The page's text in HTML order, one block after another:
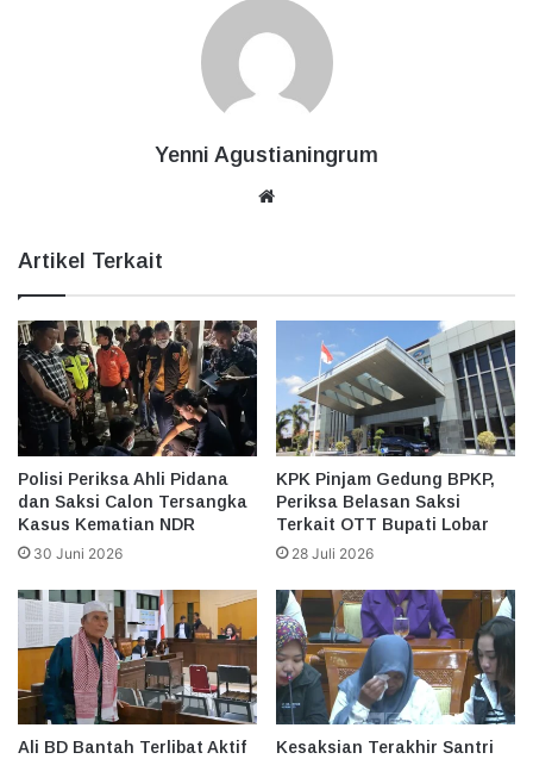
Yenni Agustianingrum
Artikel Terkait
Polisi Periksa Ahli Pidana
dan Saksi Calon Tersangka
Kasus Kematian NDR
30 Juni 2026
KPK Pinjam Gedung BPKP,
Periksa Belasan Saksi
Terkait OTT Bupati Lobar
28 Juli 2026
Ali BD Bantah Terlibat Aktif
Kesaksian Terakhir Santri